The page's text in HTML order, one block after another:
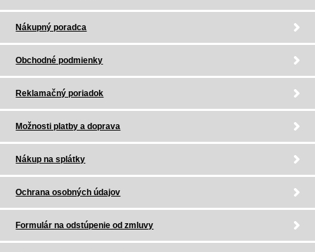
Nákupný poradca
Obchodné podmienky
Reklamačný poriadok
Možnosti platby a doprava
Nákup na splátky
Ochrana osobných údajov
Formulár na odstúpenie od zmluvy